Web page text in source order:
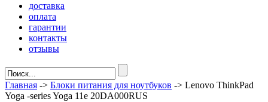
доставка
оплата
гарантии
контакты
отзывы
Главная -> Блоки питания для ноутбуков -> Lenovo ThinkPad
Yoga -series Yoga 11e 20DA000RUS